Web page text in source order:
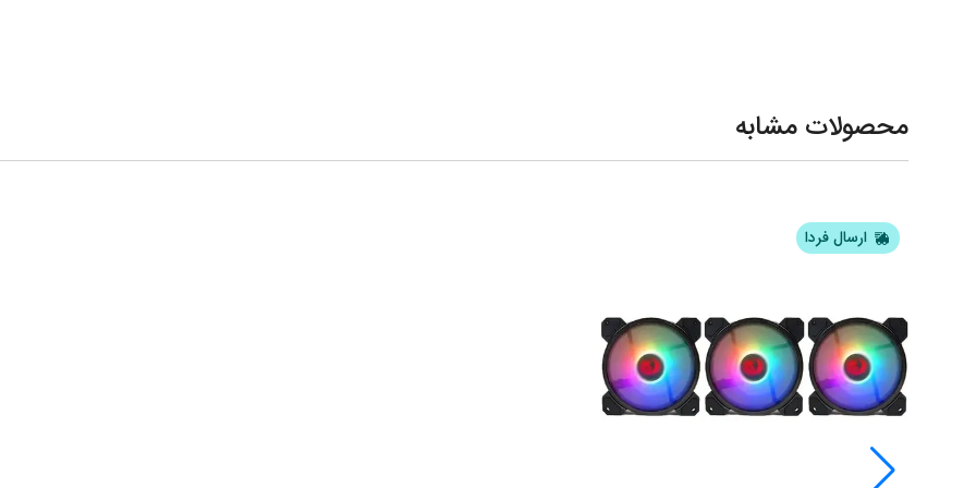
محصولات مشابه
ارسال فردا